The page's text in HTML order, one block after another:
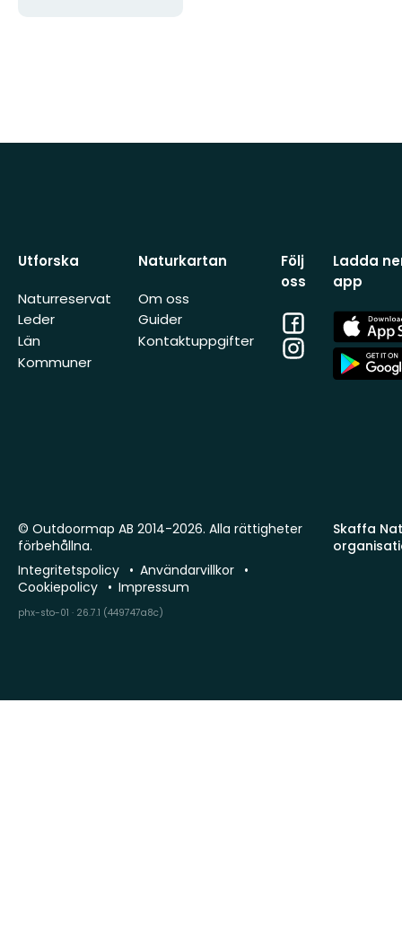
Utforska
Naturreservat
Leder
Län
Kommuner
Naturkartan
Om oss
Guider
Kontaktuppgifter
Följ
oss
Facebook
Instagram
Ladda
app
App
Store
App
Store
Skaffa
© Outdoormap AB 2014-2026. Alla rättigheter
förbehållna.
Integritetspolicy
Användarvillkor
Cookiepolicy
Impressum
phx-sto-01 · 26.7.1 (449747a8c)